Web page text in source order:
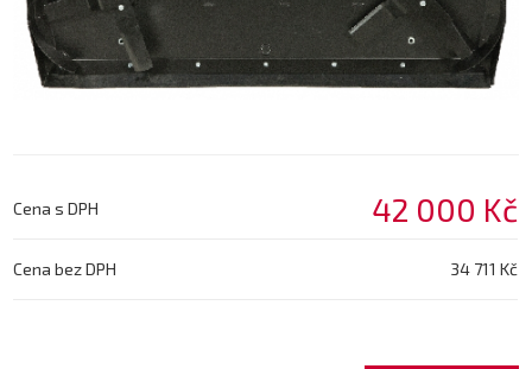
Cena s DPH 42 000 Kč
Cena bez DPH 34 711 Kč